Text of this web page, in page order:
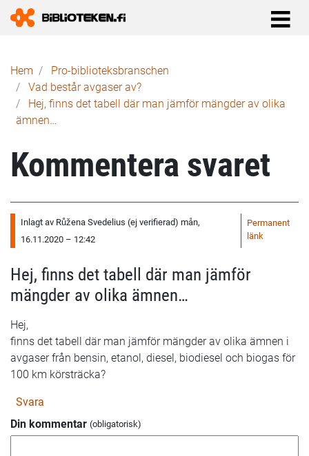
Länkstig
Hem
Pro-biblioteks­branschen
Vad består avgaser av?
Hej, finns det tabell där man jämför mängder av olika
ämnen…
Kommentera svaret
Inlagt av Růžena Svedelius (ej verifierad) mån,
16.11.2020 – 12:42
Permanent
länk
Hej, finns det tabell där man jämför
mängder av olika ämnen…
Hej,
finns det tabell där man jämför mängder av olika ämnen i
avgaser från bensin, etanol, diesel, biodiesel och biogas för
100 km körsträcka?
Svara
Din kommentar